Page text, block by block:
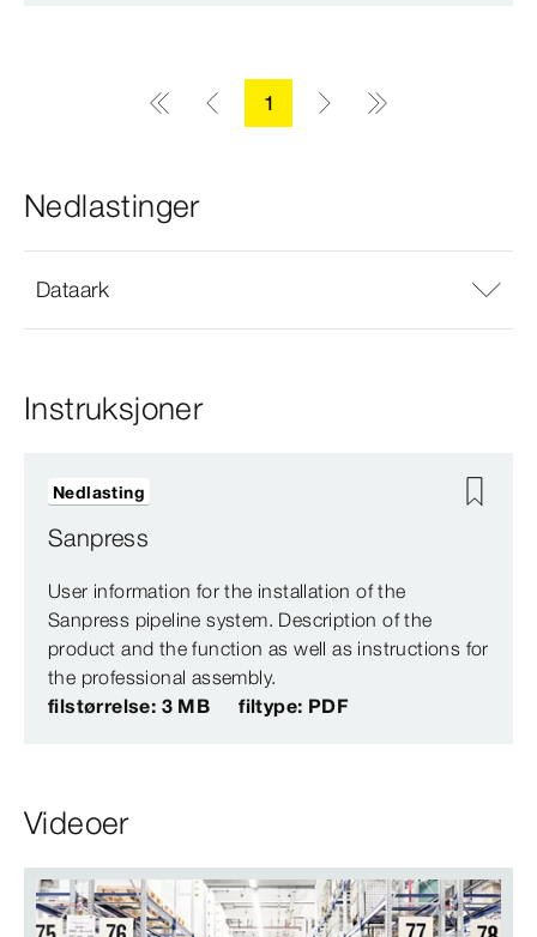
1
Nedlastinger
Dataark
Instruksjoner
Sanpress
User information for the installation of the
Sanpress pipeline system. Description of the
product and the function as well as instructions for
the professional assembly.
filstørrelse: 3 MB
filtype: PDF
Nedlasting
Videoer